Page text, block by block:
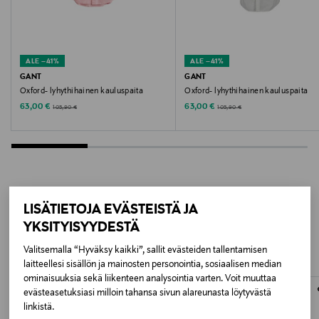
LISÄTIETOJA EVÄSTEISTÄ JA
YKSITYISYYDESTÄ
Valitsemalla “Hyväksy kaikki”, sallit evästeiden tallentamisen
laitteellesi sisällön ja mainosten personointia, sosiaalisen median
ominaisuuksia sekä liikenteen analysointia varten. Voit muuttaa
evästeasetuksiasi milloin tahansa sivun alareunasta löytyvästä
linkistä.
GANT AB
Valmistajan osoite
info@gant.com
Avainsanat
GANT, paita, miesten paita, puuvillapaita,
pitkähihainen
ALE –41%
GANT
Oxford- lyhythihainen kauluspaita
Discounted Price
63,00 € Original Price
105,90 €
ALE –41%
GANT
Oxford- lyhythihainen kauluspaita
Discounted Price
63,00 € Original Price
105,90 €
LISÄÄ KIINNOSTAVIA
TUOTTEITA